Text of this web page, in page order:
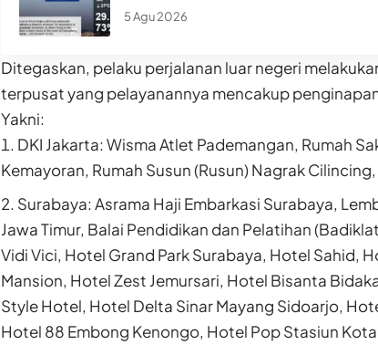
5 Agu 2026
Ditegaskan, pelaku perjalanan luar negeri
terpusat yang pelayanannya mencakup
Yakni:
DKI Jakarta: Wisma Atlet Pademangan, Rumah
Kemayoran, Rumah Susun (Rusun) Nagrak
Surabaya: Asrama Haji Embarkasi Surabaya,
Jawa Timur, Balai Pendidikan dan Pelatihan
Vidi Vici, Hotel Grand Park Surabaya, Hotel Sahid,
Mansion, Hotel Zest Jemursari, Hotel Bisanta
Style Hotel, Hotel Delta Sinar Mayang Sidoarjo,
Hotel 88 Embong Kenongo, Hotel Pop Stasiun